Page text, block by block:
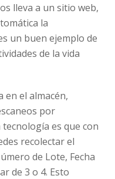
lleva a un sitio web,
la
un buen ejemplo de
de la vida
en el almacén,
por
es que con
recolectar el
de Lote, Fecha
de 3 o 4. Esto